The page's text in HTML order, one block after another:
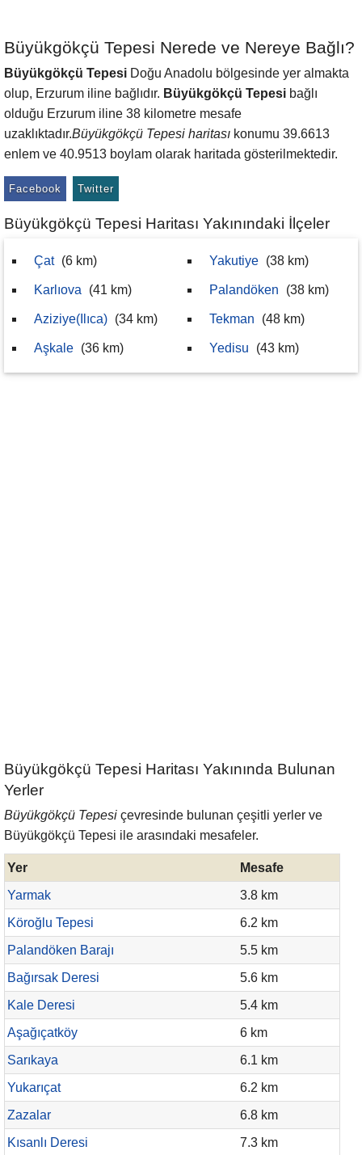
Büyükgökçü Tepesi Nerede ve Nereye Bağlı?
Büyükgökçü Tepesi Doğu Anadolu bölgesinde yer almakta
olup, Erzurum iline bağlıdır. Büyükgökçü Tepesi bağlı
olduğu Erzurum iline 38 kilometre mesafe
uzaklıktadır.Büyükgökçü Tepesi haritası konumu 39.6613
enlem ve 40.9513 boylam olarak haritada gösterilmektedir.
Facebook Twitter
Büyükgökçü Tepesi Haritası Yakınındaki İlçeler
Çat (6 km)
Karlıova (41 km)
Aziziye(Ilıca) (34 km)
Aşkale (36 km)
Yakutiye (38 km)
Palandöken (38 km)
Tekman (48 km)
Yedisu (43 km)
Büyükgökçü Tepesi Haritası Yakınında Bulunan
Yerler
Büyükgökçü Tepesi çevresinde bulunan çeşitli yerler ve
Büyükgökçü Tepesi ile arasındaki mesafeler.
Yer
Mesafe
Yarmak
3.8 km
Köroğlu Tepesi
6.2 km
Palandöken Barajı
5.5 km
Bağırsak Deresi
5.6 km
Kale Deresi
5.4 km
Aşağıçatköy
6 km
Sarıkaya
6.1 km
Yukarıçat
6.2 km
Zazalar
6.8 km
Kısanlı Deresi
7.3 km